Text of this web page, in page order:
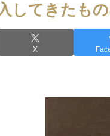
してきたもの
X